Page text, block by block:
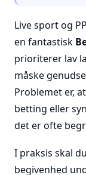
Live sport og
en fantastisk
prioriterer lav
måske
Problemet er,
betting eller
det er ofte
I praksis skal
begivenhed